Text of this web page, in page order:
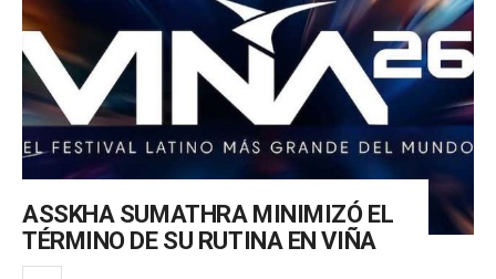
ASSKHA SUMATHRA MINIMIZÓ EL
TÉRMINO DE SU RUTINA EN VIÑA